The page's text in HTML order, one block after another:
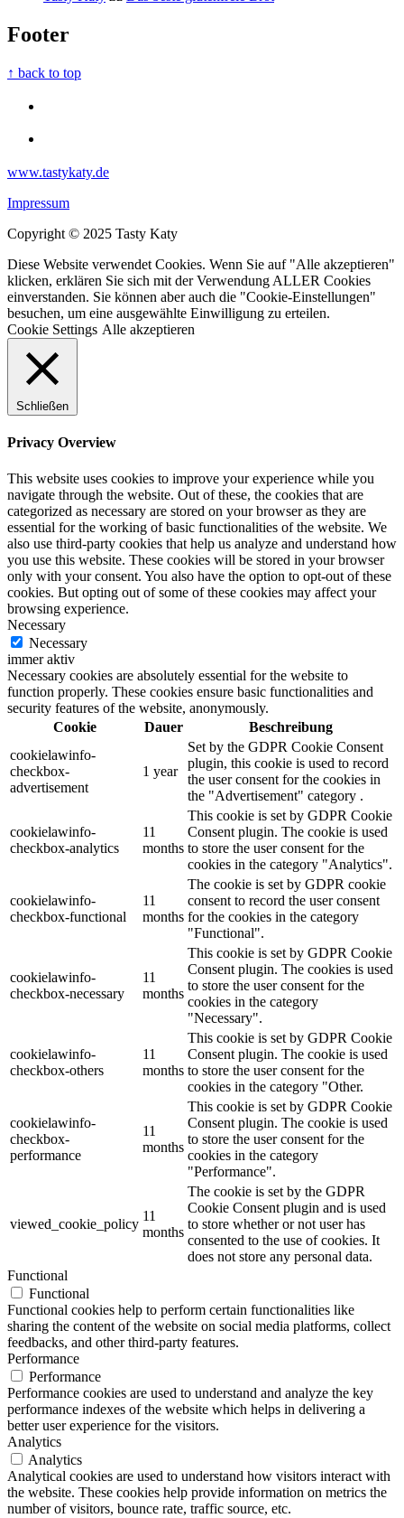
Footer
↑ back to top
www.tastykaty.de
Impressum
Copyright © 2025 Tasty Katy
Diese Website verwendet Cookies. Wenn Sie auf "Alle akzeptieren"
klicken, erklären Sie sich mit der Verwendung ALLER Cookies
einverstanden. Sie können aber auch die "Cookie-Einstellungen"
besuchen, um eine ausgewählte Einwilligung zu erteilen.
Cookie Settings Alle akzeptieren
Schließen
Privacy Overview
This website uses cookies to improve your experience while you
navigate through the website. Out of these, the cookies that are
categorized as necessary are stored on your browser as they are
essential for the working of basic functionalities of the website. We
also use third-party cookies that help us analyze and understand how
you use this website. These cookies will be stored in your browser
only with your consent. You also have the option to opt-out of these
cookies. But opting out of some of these cookies may affect your
browsing experience.
Necessary
Necessary
immer aktiv
Necessary cookies are absolutely essential for the website to
function properly. These cookies ensure basic functionalities and
security features of the website, anonymously.
Cookie
Dauer
Beschreibung
cookielawinfo-
checkbox-
advertisement
1 year
Set by the GDPR Cookie Consent
plugin, this cookie is used to record
the user consent for the cookies in
the "Advertisement" category .
cookielawinfo-
checkbox-analytics
11
months
This cookie is set by GDPR Cookie
Consent plugin. The cookie is used
to store the user consent for the
cookies in the category "Analytics".
cookielawinfo-
checkbox-functional
11
months
The cookie is set by GDPR cookie
consent to record the user consent
for the cookies in the category
"Functional".
cookielawinfo-
checkbox-necessary
11
months
This cookie is set by GDPR Cookie
Consent plugin. The cookies is used
to store the user consent for the
cookies in the category
"Necessary".
cookielawinfo-
checkbox-others
11
months
This cookie is set by GDPR Cookie
Consent plugin. The cookie is used
to store the user consent for the
cookies in the category "Other.
cookielawinfo-
checkbox-
performance
11
months
This cookie is set by GDPR Cookie
Consent plugin. The cookie is used
to store the user consent for the
cookies in the category
"Performance".
viewed_cookie_policy
11
months
The cookie is set by the GDPR
Cookie Consent plugin and is used
to store whether or not user has
consented to the use of cookies. It
does not store any personal data.
Functional
Functional
Functional cookies help to perform certain functionalities like
sharing the content of the website on social media platforms, collect
feedbacks, and other third-party features.
Performance
Performance
Performance cookies are used to understand and analyze the key
performance indexes of the website which helps in delivering a
better user experience for the visitors.
Analytics
Analytics
Analytical cookies are used to understand how visitors interact with
the website. These cookies help provide information on metrics the
number of visitors, bounce rate, traffic source, etc.